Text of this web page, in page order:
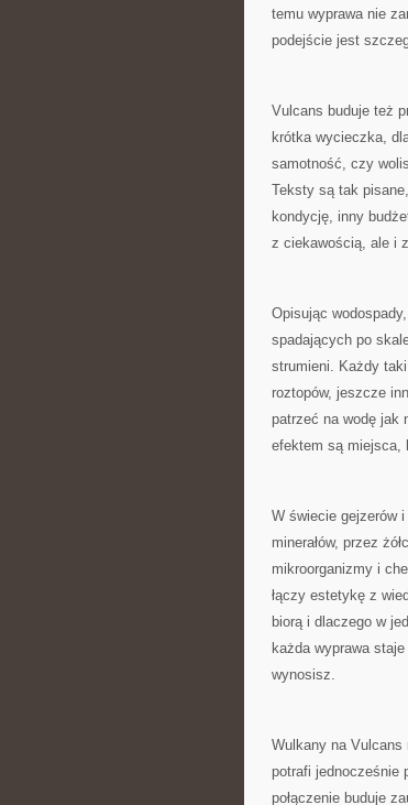
temu wyprawa nie
podejście jest
Vulcans buduje też
krótka wycieczka,
samotność, czy
Teksty są tak pisane,
kondycję, inny
z ciekawością, ale i
Opisując
spadających po
strumieni. Każdy
roztopów, jeszcze
patrzeć na wodę jak
efektem są miejsca,
W świecie gejzerów
minerałów, przez
mikroorganizmy i
łączy estetykę z
biorą i dlaczego w
każda wyprawa
wynosisz.
Wulkany na Vulcans
potrafi jednocześnie
połączenie buduje